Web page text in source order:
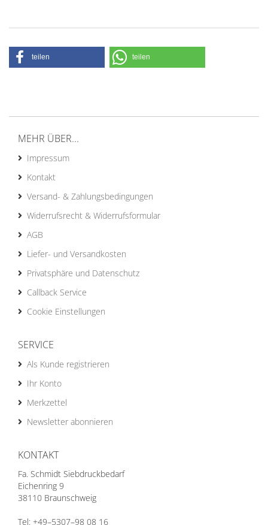
teilen teilen
MEHR ÜBER...
Impressum
Kontakt
Versand- & Zahlungsbedingungen
Widerrufsrecht & Widerrufsformular
AGB
Liefer- und Versandkosten
Privatsphäre und Datenschutz
Callback Service
Cookie Einstellungen
SERVICE
Als Kunde registrieren
Ihr Konto
Merkzettel
Newsletter abonnieren
KONTAKT
Fa. Schmidt Siebdruckbedarf
Eichenring 9
38110 Braunschweig
Tel: +49–5307–98 08 16